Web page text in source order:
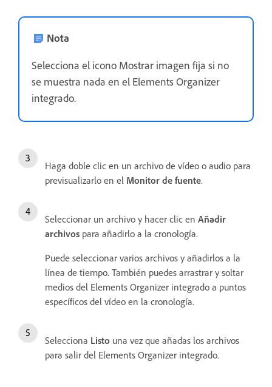
Nota
Selecciona el icono Mostrar imagen fija si no
se muestra nada en el Elements Organizer
integrado.
Haga doble clic en un archivo de vídeo o audio para
previsualizarlo en el Monitor de fuente.
Seleccionar un archivo y hacer clic en Añadir
archivos para añadirlo a la cronología.
Puede seleccionar varios archivos y añadirlos a la
línea de tiempo. También puedes arrastrar y soltar
medios del Elements Organizer integrado a puntos
específicos del vídeo en la cronología.
Selecciona Listo una vez que añadas los archivos
para salir del Elements Organizer integrado.